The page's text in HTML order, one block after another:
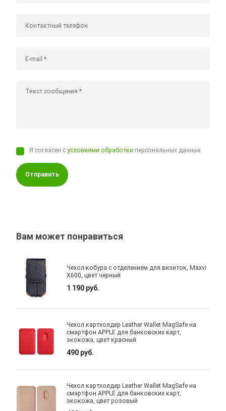
Я согласен сусловиями обработки персональных данных
Отправить
Вам может понравиться
Чехол-кобура с отделением для визиток, Maxvi
X600, цвет черный
1 190 руб.
Чехол картхолдер Leather Wallet MagSafe на
смартфон APPLE для банковских карт,
экокожа, цвет красный
490 руб.
Чехол картхолдер Leather Wallet MagSafe на
смартфон APPLE для банковских карт,
экокожа, цвет розовый